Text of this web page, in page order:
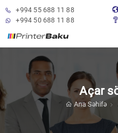
+994 55 688 11 88
+994 50 688 11 88
Açar
Ana Səhifə